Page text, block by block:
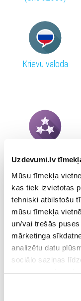
Uzdevumi.lv
Mūsu tīmekļa
kas tiek izvietotas
tehniski atbilstošu
mūsu tīmekļa
un/vai trešās
mārketinga
analizētu datu
sociālo saziņas
vecumam pirms
Spiežot uz pogas
Krievu valoda
Sociālās zinības
un vēsture
(Skola2030)